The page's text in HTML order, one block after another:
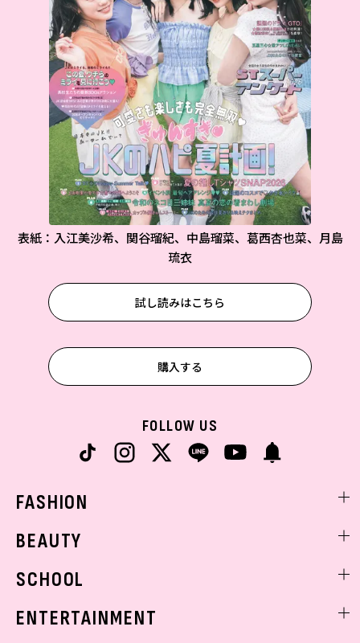
表紙：入江美沙希、関谷瑠紀、中島瑠菜、葛西杏也菜、月島
琉衣
試し読みはこちら
購入する
FOLLOW US
FASHION
着回し
BEAUTY
ベストコスメ
SCHOOL
ENTERTAINMENT